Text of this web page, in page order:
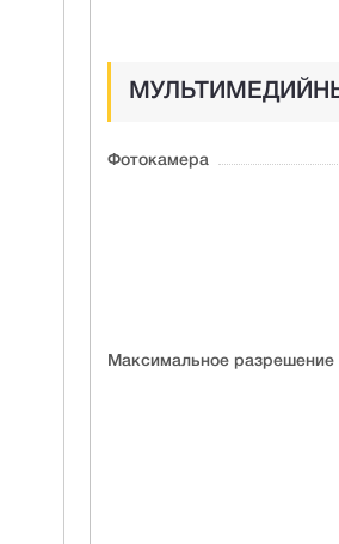
Фотокамера
Максимальное разрешение